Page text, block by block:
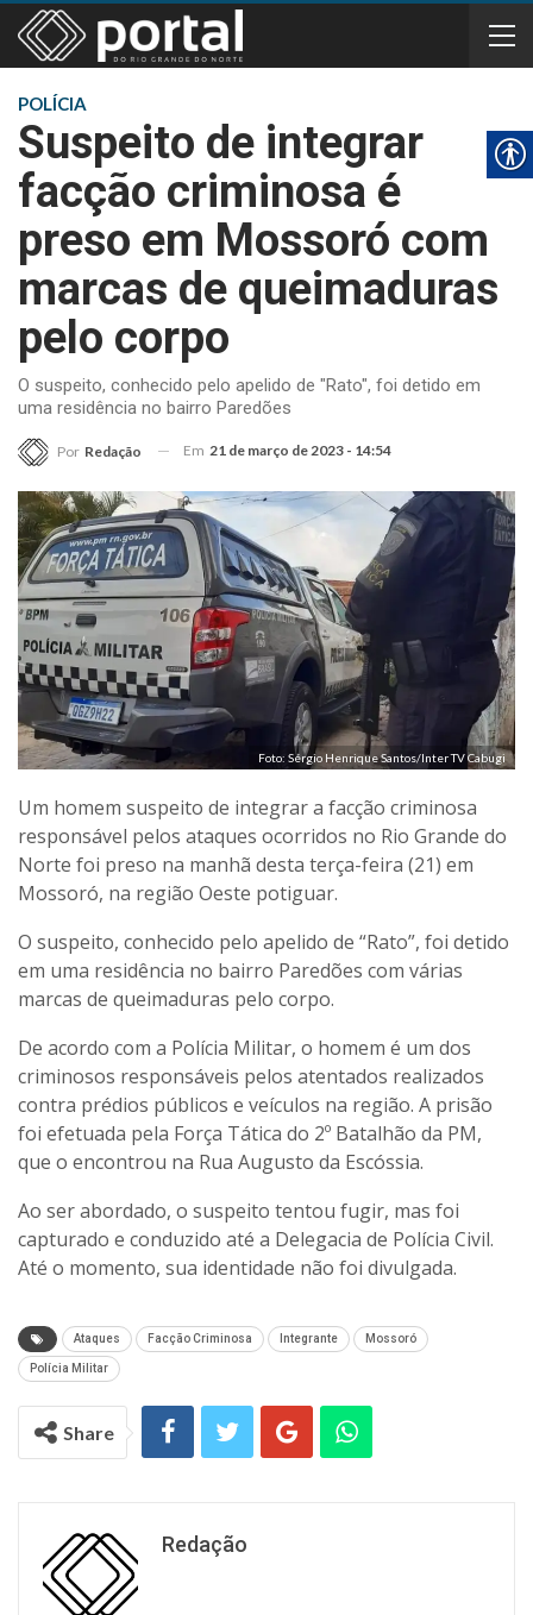
POLÍCIA
Suspeito de integrar
facção criminosa é
preso em Mossoró com
marcas de queimaduras
pelo corpo
O suspeito, conhecido pelo apelido de "Rato", foi detido em
uma residência no bairro Paredões
Por Redação Em 21 de março de 2023 - 14:54
Foto: Sérgio Henrique Santos/Inter TV Cabugi
Um homem suspeito de integrar a facção criminosa
responsável pelos ataques ocorridos no Rio Grande do
Norte foi preso na manhã desta terça-feira (21) em
Mossoró, na região Oeste potiguar.
O suspeito, conhecido pelo apelido de “Rato”, foi detido
em uma residência no bairro Paredões com várias
marcas de queimaduras pelo corpo.
De acordo com a Polícia Militar, o homem é um dos
criminosos responsáveis pelos atentados realizados
contra prédios públicos e veículos na região. A prisão
foi efetuada pela Força Tática do 2º Batalhão da PM,
que o encontrou na Rua Augusto da Escóssia.
Ao ser abordado, o suspeito tentou fugir, mas foi
capturado e conduzido até a Delegacia de Polícia Civil.
Até o momento, sua identidade não foi divulgada.
Ataques Facção Criminosa Integrante Mossoró
Polícia Militar
Share
Redação